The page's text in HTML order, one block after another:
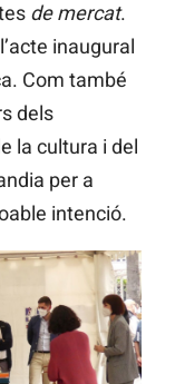
de mercat.
inaugural
Com també
dels
la cultura i del
per a
intenció.